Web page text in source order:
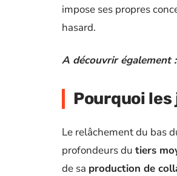
impose ses propres
hasard.
A découvrir également :
Pourquoi les
Le relâchement du bas
profondeurs du tiers
de sa production de